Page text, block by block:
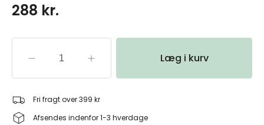
288 kr.
Læg i kurv
Fri fragt over 399 kr
Afsendes indenfor 1-3 hverdage